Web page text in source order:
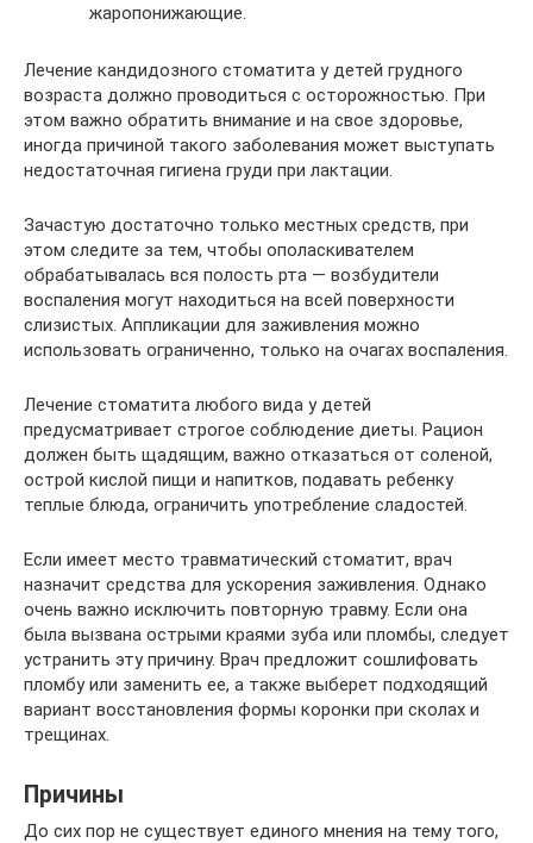
жаропонижающие.
Лечение кандидозного стоматита у детей грудного
возраста должно проводиться с осторожностью. При
этом важно обратить внимание и на свое здоровье,
иногда причиной такого заболевания может выступать
недостаточная гигиена груди при лактации.
Зачастую достаточно только местных средств, при
этом следите за тем, чтобы ополаскивателем
обрабатывалась вся полость рта — возбудители
воспаления могут находиться на всей поверхности
слизистых. Аппликации для заживления можно
использовать ограниченно, только на очагах воспаления.
Лечение стоматита любого вида у детей
предусматривает строгое соблюдение диеты. Рацион
должен быть щадящим, важно отказаться от соленой,
острой кислой пищи и напитков, подавать ребенку
теплые блюда, ограничить употребление сладостей.
Если имеет место травматический стоматит, врач
назначит средства для ускорения заживления. Однако
очень важно исключить повторную травму. Если она
была вызвана острыми краями зуба или пломбы, следует
устранить эту причину. Врач предложит сошлифовать
пломбу или заменить ее, а также выберет подходящий
вариант восстановления формы коронки при сколах и
трещинах.
Причины
До сих пор не существует единого мнения на тему того,